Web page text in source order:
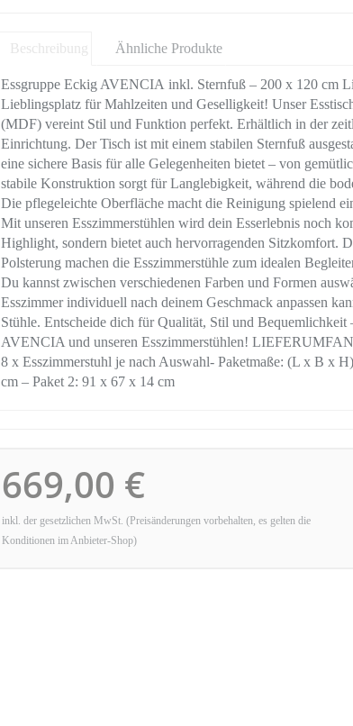
Beschreibung Ähnliche Produkte
Essgruppe Eckig AVENCIA inkl. Sternfuß – 200 x 120 cm
Lieblingsplatz für Mahlzeiten und Geselligkeit! Unser
(MDF) vereint Stil und Funktion perfekt. Erhältlich in der
Einrichtung. Der Tisch ist mit einem stabilen Sternfuß
eine sichere Basis für alle Gelegenheiten bietet – von
stabile Konstruktion sorgt für Langlebigkeit, während die
Die pflegeleichte Oberfläche macht die Reinigung spielend
Mit unseren Esszimmerstühlen wird dein Esserlebnis noch
Highlight, sondern bietet auch hervorragenden Sitzkomfort.
Polsterung machen die Esszimmerstühle zum idealen
Du kannst zwischen verschiedenen Farben und Formen
Esszimmer individuell nach deinem Geschmack anpassen
Stühle. Entscheide dich für Qualität, Stil und Bequemlichkeit
AVENCIA und unseren Esszimmerstühlen!
8 x Esszimmerstuhl je nach Auswahl- Paketmaße: (L x B x
cm – Paket 2: 91 x 67 x 14 cm
669,00 €
inkl. der gesetzlichen MwSt. (Preisänderungen vorbehalten, es gelten die
Konditionen im Anbieter-Shop)